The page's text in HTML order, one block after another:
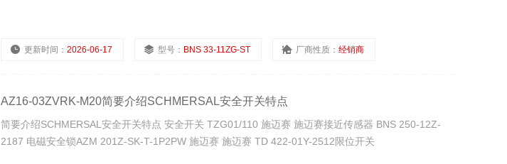
更新时间： 2026-06-17 型号： BNS 33-11ZG-ST 厂商性质： 经销商
AZ16-03ZVRK-M20简要介绍SCHMERSAL安全开关特点
简要介绍SCHMERSAL安全开关特点 安全开关 TZG01/110 施迈赛 施迈赛接近传感器 BNS 250-12Z-
2187 电磁安全锁AZM 201Z-SK-T-1P2PW 施迈赛 施迈赛 TD 422-01Y-2512限位开关